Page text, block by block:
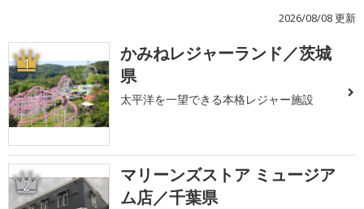
2026/08/08 更新
1
かみねレジャーランド／茨城
県
太平洋を一望できる本格レジャー施設
2
マリーンズストア ミュージア
ム店／千葉県